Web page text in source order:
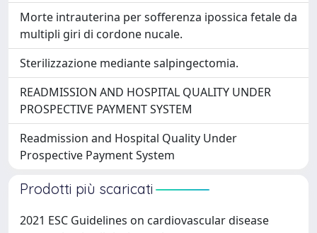
Morte intrauterina per sofferenza ipossica fetale da
multipli giri di cordone nucale.
Sterilizzazione mediante salpingectomia.
READMISSION AND HOSPITAL QUALITY UNDER
PROSPECTIVE PAYMENT SYSTEM
Readmission and Hospital Quality Under
Prospective Payment System
Prodotti più scaricati
2021 ESC Guidelines on cardiovascular disease